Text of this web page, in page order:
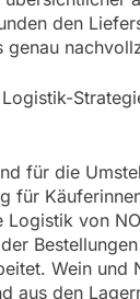
den
genau
für die
für
Logistik von
Wein und
aus den